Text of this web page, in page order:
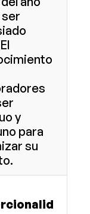
y
para
su